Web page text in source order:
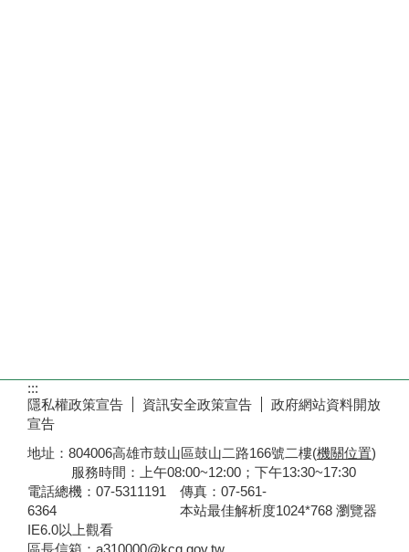
:::
隱私權政策宣告
資訊安全政策宣告
政府網站資料開放
宣告
地址：804006高雄市鼓山區鼓山二路166號二樓(機關位置)
服務時間：上午08:00~12:00；下午13:30~17:30
電話總機：07-5311191 傳真：07-561-
6364 本站最佳解析度1024*768 瀏覽器
IE6.0以上觀看
區長信箱：a310000@kcg.gov.tw